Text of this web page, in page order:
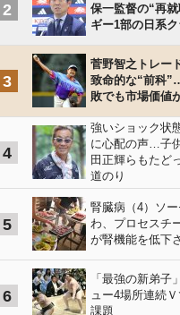
2
保一監督の“再
ギー1部の日系
3
菅野智之トレー
致命的な“前科
敗でも市場価値
4
強いショック状
に心配の声…子
田正輝らもたど
道のり
5
腎臓病（4）ソー
わ、プロセスチ
が腎機能を低下
6
「最強の新弟子
ュー4場所連続
課題